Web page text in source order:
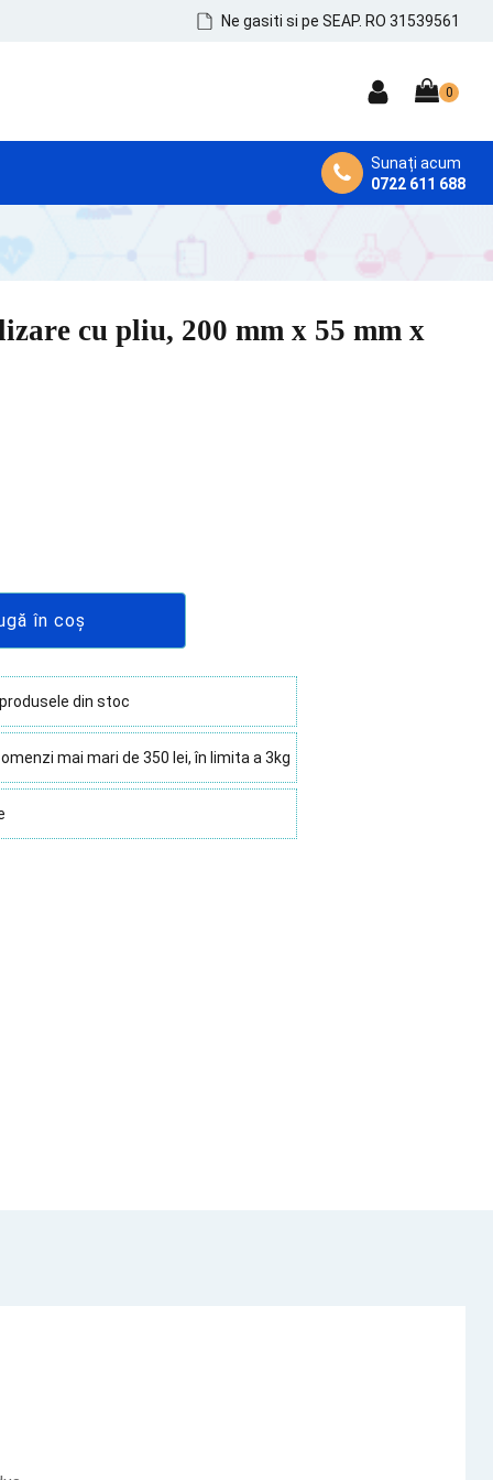
Ne gasiti si pe SEAP. RO 31539561
DEZINFECTANȚI MEDICALI
Dezinfectanți de Mâini, Piele și Tegumente
Dezinfectanți Instrumentar
Dezinfectanți Suprafețe și MicroAeroflora
Sunați acum
0722 611 688
cu pliu, 200 mm x 55 mm x
în coș
din stoc
mai mari de 350 lei, în limita a 3kg